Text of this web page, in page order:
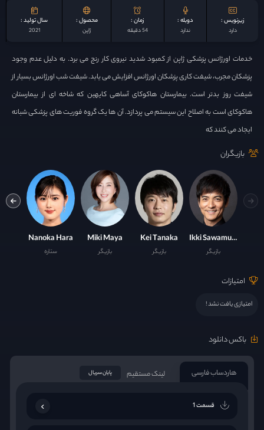
زیرنویس :
دارد
دوبله :
ندارد
زمان :
54 دقیقه
محصول :
ژاپن
سال تولید :
2021
خدمات اورژانس پزشکی ژاپن از کمبود شدید نیروی کار رنج می برد. به دلیل عدم وجود
پزشکان مجرب، شیفت کاری پزشکان اورژانس افزایش می یابد. شیفت شب اورژانس بسیار از
شیفت روز بدتر است. بیمارستان هاکوکای آساهی کایهین که شاخه ای از بیمارستان
هاکوکای است به اصلاح این سیستم می پردازد. آن ها یک گروه فوریت های پزشکی شبانه
ایجاد می کنند که
بازیگران
Ikki Sawamura
بازیگر
Kei Tanaka
بازیگر
Miki Maya
بازیگر
Nanoka Hara
ستاره
امتیازات
امتیازی یافت نشد !
باکس دانلود
هاردساب فارسی لینک مستقیم پایان سریال
قسمت 1